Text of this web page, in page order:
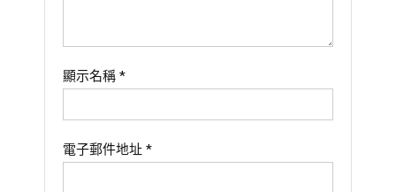
顯示名稱 *
電子郵件地址 *